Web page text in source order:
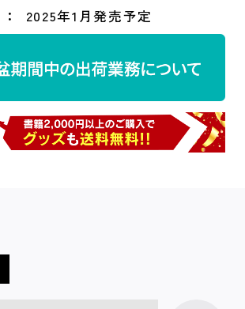
2025年1月発売予定